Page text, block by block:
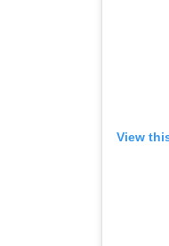
View